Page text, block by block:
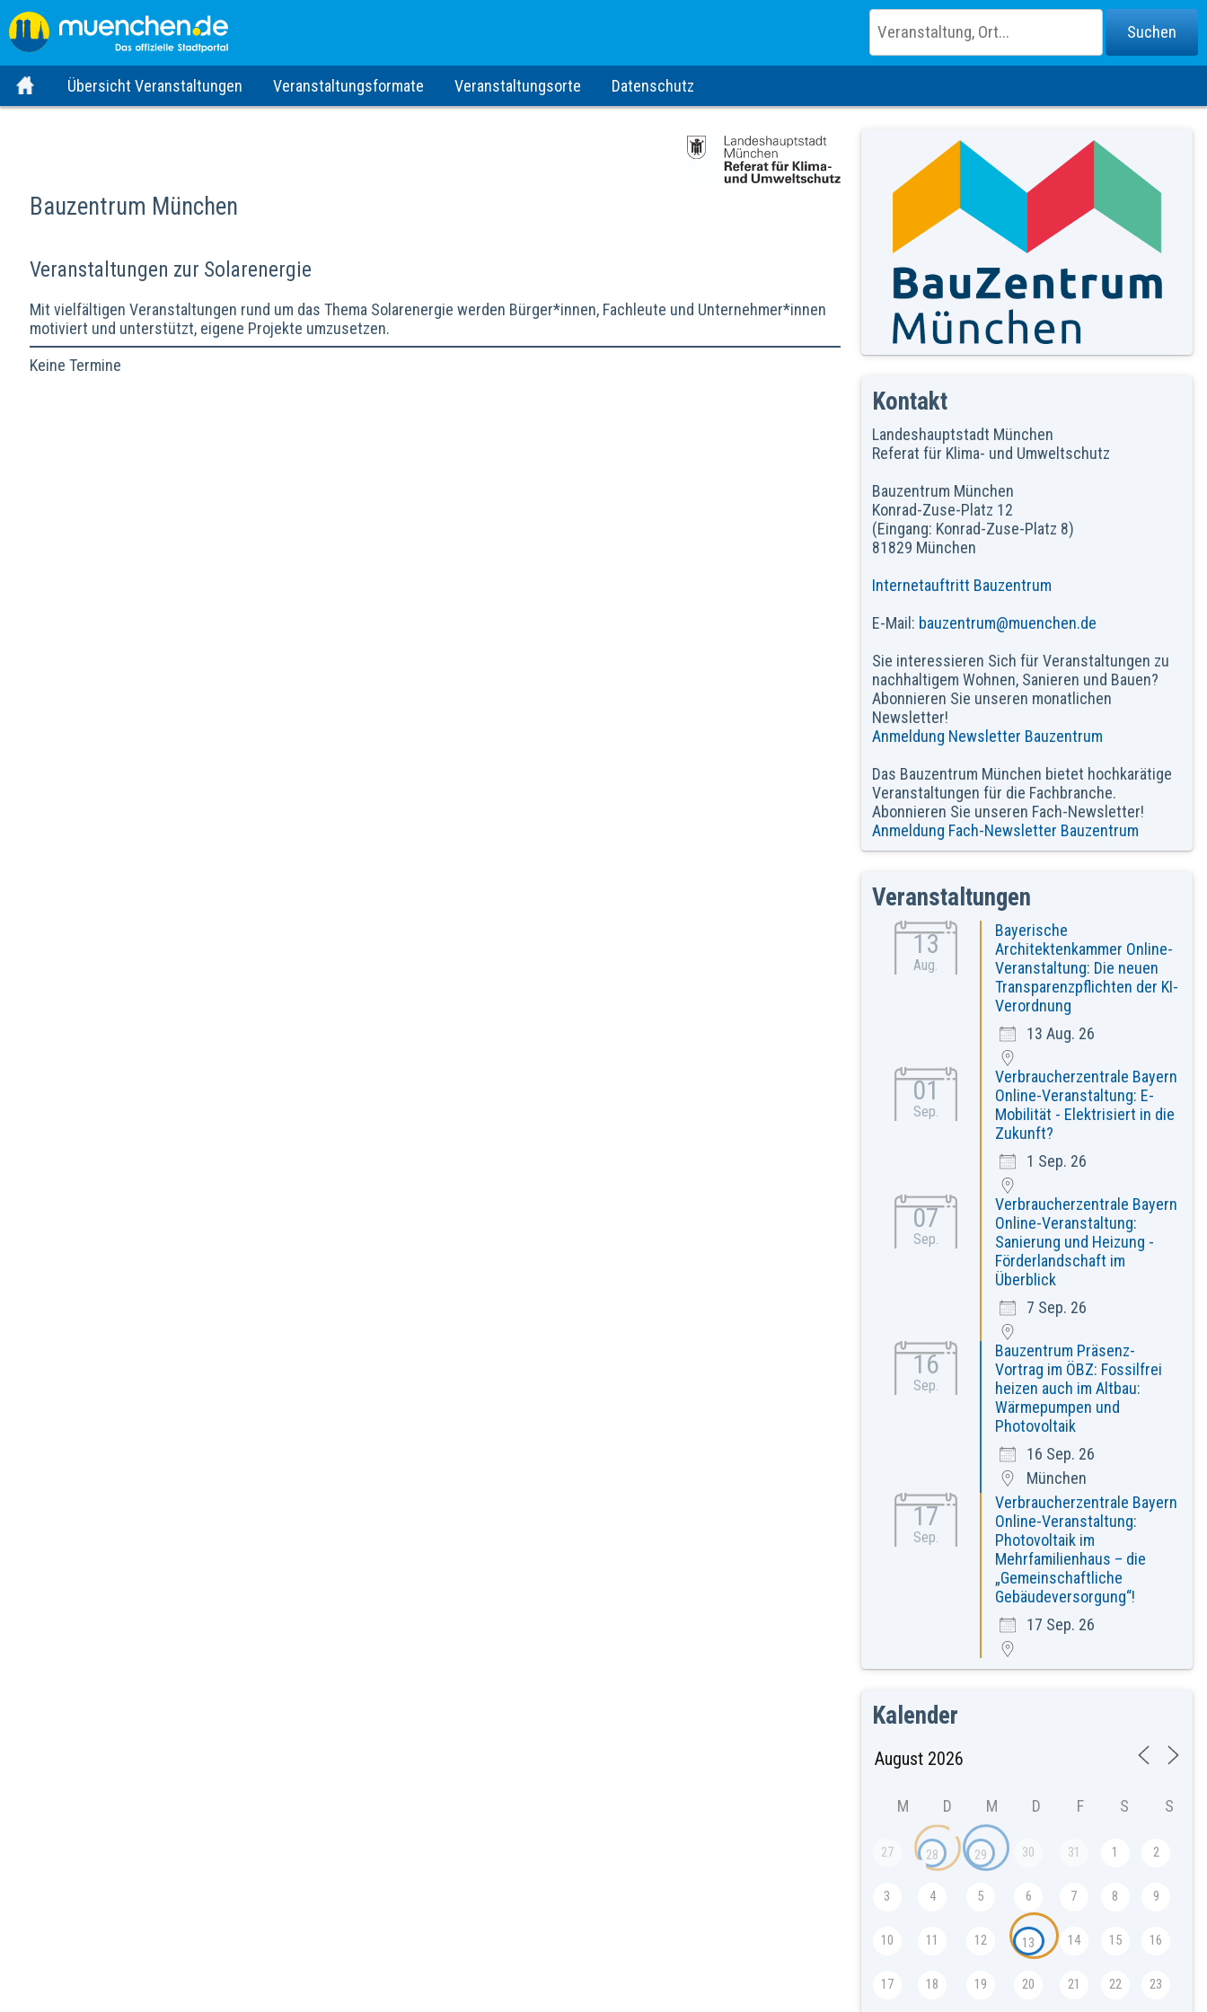
Übersicht Veranstaltungen Veranstaltungsformate Veranstaltungsorte Datenschutz
Bauzentrum München
Veranstaltungen zur Solarenergie
Mit vielfältigen Veranstaltungen rund um das Thema Solarenergie werden Bürger*innen, Fachleute und Unternehmer*innen
motiviert und unterstützt, eigene Projekte umzusetzen.
Keine Termine
Kontakt
Landeshauptstadt München
Referat für Klima- und Umweltschutz
Bauzentrum München
Konrad-Zuse-Platz 12
(Eingang: Konrad-Zuse-Platz 8)
81829 München
Internetauftritt Bauzentrum
E-Mail: bauzentrum@muenchen.de
Sie interessieren Sich für Veranstaltungen zu
nachhaltigem Wohnen, Sanieren und Bauen?
Abonnieren Sie unseren monatlichen
Newsletter!
Anmeldung Newsletter Bauzentrum
Das Bauzentrum München bietet hochkarätige
Veranstaltungen für die Fachbranche.
Abonnieren Sie unseren Fach-Newsletter!
Anmeldung Fach-Newsletter Bauzentrum
Veranstaltungen
13
Aug.
Bayerische
Architektenkammer Online-
Veranstaltung: Die neuen
Transparenzpflichten der KI-
Verordnung
13 Aug. 26
01
Sep.
Verbraucherzentrale Bayern
Online-Veranstaltung: E-
Mobilität - Elektrisiert in die
Zukunft?
1 Sep. 26
07
Sep.
Verbraucherzentrale Bayern
Online-Veranstaltung:
Sanierung und Heizung -
Förderlandschaft im
Überblick
7 Sep. 26
16
Sep.
Bauzentrum Präsenz-
Vortrag im ÖBZ: Fossilfrei
heizen auch im Altbau:
Wärmepumpen und
Photovoltaik
16 Sep. 26
München
17
Sep.
Verbraucherzentrale Bayern
Online-Veranstaltung:
Photovoltaik im
Mehrfamilienhaus – die
„Gemeinschaftliche
Gebäudeversorgung“!
17 Sep. 26
Kalender
M D M D F S S
27 28 29 30 31 1 2
3 4 5 6 7 8 9
10 11 12 13 14 15 16
17 18 19 20 21 22 23